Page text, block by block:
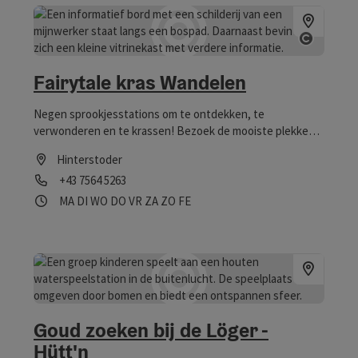
Fairytale kras Wandelen
Negen sprookjesstations om te ontdekken, te
verwonderen en te krassen! Bezoek de mooiste plekken
Hinterstoder
Telefoon
+43 7564 5263
Openingstijden
MA maandag geopend
DI dinsdag geopend
WO woensdag geopend
DO donderdag geopend
VR vrijdag geopend
ZA zaterdag geopend
ZO zondag geopend
FEop feestdag geopend
Goud zoeken bij de Löger -
Hütt'n